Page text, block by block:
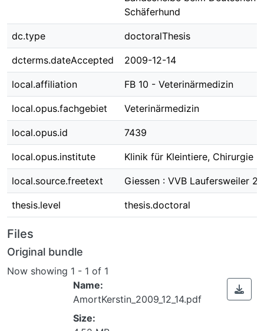
Schäferhund
dc.type doctoralThesis
dcterms.dateAccepted 2009-12-14
local.affiliation FB 10 - Veterinärmedizin
local.opus.fachgebiet Veterinärmedizin
local.opus.id 7439
local.opus.institute Klinik für Kleintiere, Chirurgie
local.source.freetext Giessen : VVB Laufersweiler
thesis.level thesis.doctoral
Files
Original bundle
Now showing 1 - 1 of 1
Name:
AmortKerstin_2009_12_14.pdf
Size: